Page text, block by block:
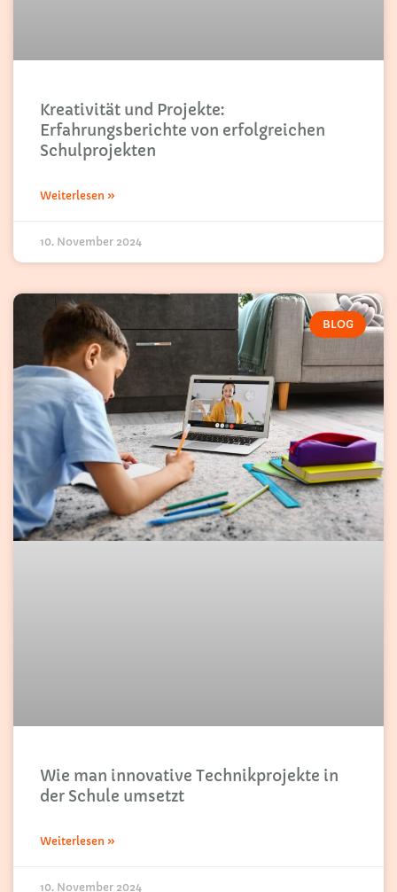
Kreativität und Projekte:
Erfahrungsberichte von erfolgreichen
Schulprojekten
Weiterlesen »
10. November 2024
BLOG
Wie man innovative Technikprojekte in
der Schule umsetzt
Weiterlesen »
10. November 2024